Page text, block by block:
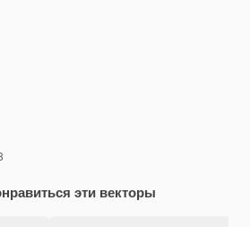
эти векторы